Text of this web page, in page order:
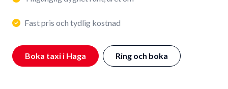
Fast pris och tydlig kostnad
Boka taxi i Haga Ring och boka